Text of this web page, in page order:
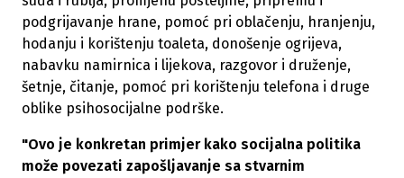
podgrijavanje hrane, pomoć pri oblačenju, hranjenju,
hodanju i korištenju toaleta, donošenje ogrijeva,
nabavku namirnica i lijekova, razgovor i druženje,
šetnje, čitanje, pomoć pri korištenju telefona i druge
oblike psihosocijalne podrške.
"Ovo je konkretan primjer kako socijalna politika
može povezati zapošljavanje sa stvarnim